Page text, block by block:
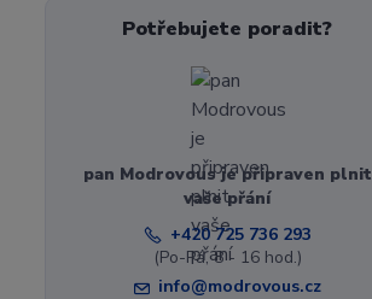
Potřebujete poradit?
pan Modrovous je připraven plnit
vaše přání
+420 725 736 293
(Po-Pá, 8 - 16 hod.)
info@modrovous.cz